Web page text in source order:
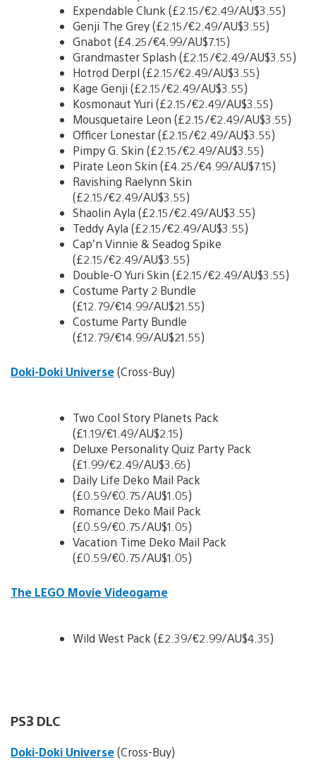
Expendable Clunk (£2.15/€2.49/AU$3.55)
Genji The Grey (£2.15/€2.49/AU$3.55)
Gnabot (£4.25/€4.99/AU$7.15)
Grandmaster Splash (£2.15/€2.49/AU$3.55)
Hotrod Derpl (£2.15/€2.49/AU$3.55)
Kage Genji (£2.15/€2.49/AU$3.55)
Kosmonaut Yuri (£2.15/€2.49/AU$3.55)
Mousquetaire Leon (£2.15/€2.49/AU$3.55)
Officer Lonestar (£2.15/€2.49/AU$3.55)
Pimpy G. Skin (£2.15/€2.49/AU$3.55)
Pirate Leon Skin (£4.25/€4.99/AU$7.15)
Ravishing Raelynn Skin
(£2.15/€2.49/AU$3.55)
Shaolin Ayla (£2.15/€2.49/AU$3.55)
Teddy Ayla (£2.15/€2.49/AU$3.55)
Cap’n Vinnie & Seadog Spike
(£2.15/€2.49/AU$3.55)
Double-O Yuri Skin (£2.15/€2.49/AU$3.55)
Costume Party 2 Bundle
(£12.79/€14.99/AU$21.55)
Costume Party Bundle
(£12.79/€14.99/AU$21.55)
Doki-Doki Universe(Cross-Buy)
Two Cool Story Planets Pack
(£1.19/€1.49/AU$2.15)
Deluxe Personality Quiz Party Pack
(£1.99/€2.49/AU$3.65)
Daily Life Deko Mail Pack
(£0.59/€0.75/AU$1.05)
Romance Deko Mail Pack
(£0.59/€0.75/AU$1.05)
Vacation Time Deko Mail Pack
(£0.59/€0.75/AU$1.05)
The LEGO Movie Videogame
Wild West Pack (£2.39/€2.99/AU$4.35)
PS3 DLC
Doki-Doki Universe(Cross-Buy)